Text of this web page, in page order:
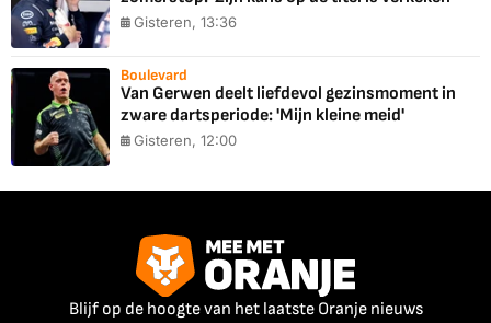
Gisteren, 13:36
Boulevard
Van Gerwen deelt liefdevol gezinsmoment in
zware dartsperiode: 'Mijn kleine meid'
Gisteren, 12:00
Blijf op de hoogte van het laatste Oranje nieuws